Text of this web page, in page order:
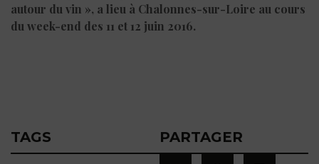
autour du vin », a lieu à Chalonnes-sur-Loire au cours
du week-end des 11 et 12 juin 2016.
TAGS PARTAGER